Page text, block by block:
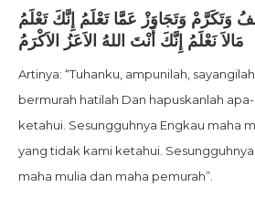
وَتَكَرَّمْ وَتَجَاوَزْ عَمَّا تَعْلَمُ إِنَّكَ تَعْلَمُ
مَالاَ نَعْلَمُ إِنَّكَ أَنْتَ اللهُ الاَعَزُ الاَكْرَمُ
Artinya: “Tuhanku, ampunilah,
bermurah hatilah Dan hapuskanlah
ketahui. Sesungguhnya Engkau maha
yang tidak kami ketahui.
maha mulia dan maha pemurah”.